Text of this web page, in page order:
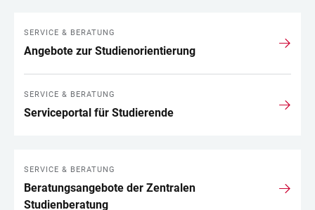
SERVICE & BERATUNG
Angebote zur Studienorientierung
SERVICE & BERATUNG
Serviceportal für Studierende
SERVICE & BERATUNG
Beratungsangebote der Zentralen
Studienberatung